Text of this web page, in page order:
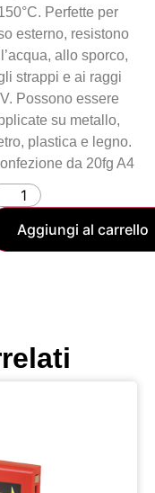
Perfette per
esterno, resistono
allo sporco,
strappi e ai raggi
Possono essere
su metallo,
plastica e legno.
da 20fg A4
Aggiungi al carrello